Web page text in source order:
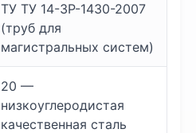
ТУ ТУ 14-3Р-1430-2007
(труб для
магистральных систем)
20 —
низкоуглеродистая
качественная сталь